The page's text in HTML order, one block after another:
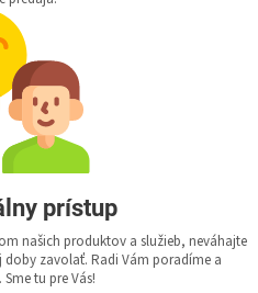
prístup
našich produktov a služieb, neváhajte
zavolať. Radi Vám poradíme a
tu pre Vás!